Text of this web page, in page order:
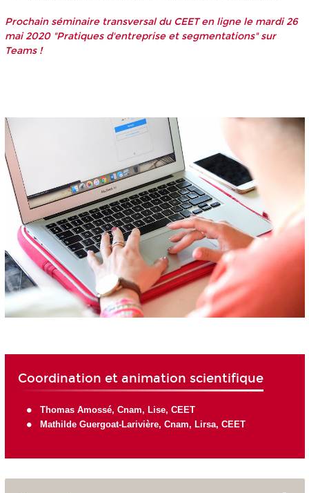
Prochain séminaire transversal du CEET en ligne le mardi 26
mai 2020 "Pratiques d'entreprise et segmentations" sur
Teams !
Coordination et animation scientifique
Thomas Amossé, Cnam, Lise, CEET
Mathilde Guergoat-Larivière, Cnam, Lirsa, CEET